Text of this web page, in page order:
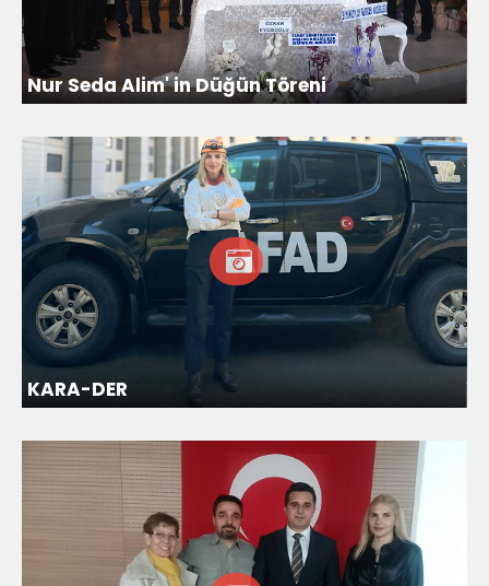
Nur Seda Alim' in Düğün Töreni
KARA-DER